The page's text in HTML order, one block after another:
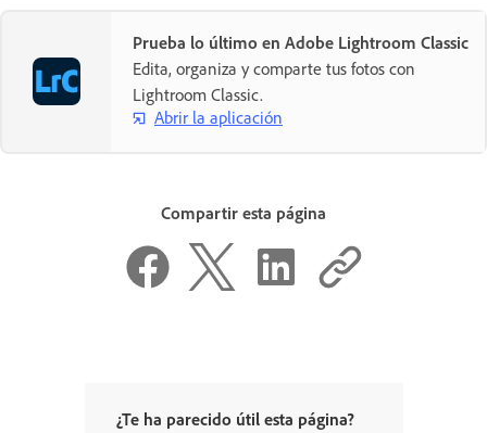
Prueba lo último en Adobe Lightroom Classic
Edita, organiza y comparte tus fotos con
Lightroom Classic.
Abrir la aplicación
Compartir esta página
¿Te ha parecido útil esta página?